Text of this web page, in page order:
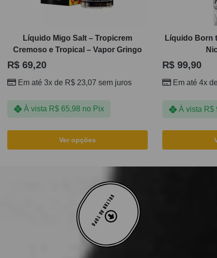
Líquido Migo Salt – Tropicrem
Cremoso e Tropical – Vapor Gringo
R$ 69,20
Em até 3x de R$ 23,07 sem juros
À vista R$65,98 no Pix
Ver opções
Líquido Born
R$ 99,90
Em até 4x
À vista R$
VOLTAR AO TOPO